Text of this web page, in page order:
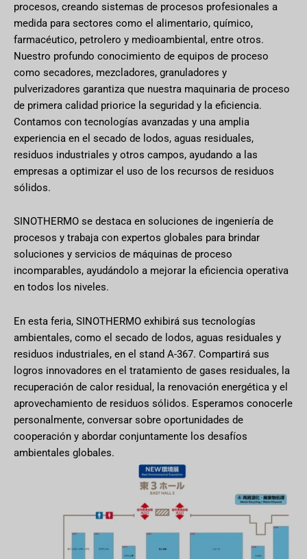
procesos, creando sistemas de procesos profesionales a
medida para sectores como el alimentario, químico,
farmacéutico, petrolero y medioambiental, entre otros.
Nuestro profundo conocimiento de equipos de proceso
como secadores, mezcladores, granuladores y
pulverizadores garantiza que nuestra maquinaria de proceso
de primera calidad priorice la seguridad y la eficiencia.
Contamos con tecnologías avanzadas y una amplia
experiencia en el secado de lodos, aguas residuales,
residuos industriales y otros campos, ayudando a las
empresas a optimizar el uso de los recursos de residuos
sólidos.
SINOTHERMO se destaca en soluciones de ingeniería de
procesos y trabaja con expertos globales para brindar
soluciones y servicios de máquinas de proceso
incomparables, ayudándolo a mejorar la eficiencia operativa
en todos los niveles.
En esta feria, SINOTHERMO exhibirá sus tecnologías
ambientales, como el secado de lodos, aguas residuales y
residuos industriales, en el stand A-367. Compartirá sus
logros innovadores en el tratamiento de gases residuales, la
recuperación de calor residual, la renovación energética y el
aprovechamiento de residuos sólidos. Esperamos conocerle
personalmente, conversar sobre oportunidades de
cooperación y abordar conjuntamente los desafíos
ambientales globales.